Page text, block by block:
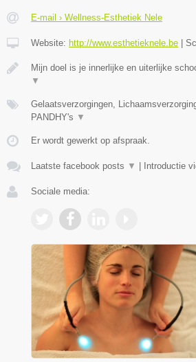
E-mail › Wellness-Esthetiek Nele
Website: http://www.esthetieknele.be
Mijn doel is je innerlijke en uiterlijke
▼
Gelaatsverzorgingen,
PANDHY's ▼
Er wordt gewerkt op afspraak.
Laatste facebook posts ▼ Introductie
Sociale media: